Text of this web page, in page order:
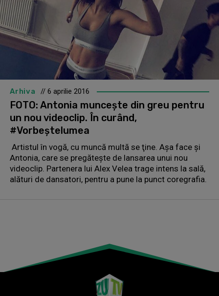
Arhiva // 6 aprilie 2016
FOTO: Antonia munceşte din greu pentru
un nou videoclip. În curând,
#Vorbeştelumea
Artistul în vogă, cu muncă multă se ţine. Aşa face şi
Antonia, care se pregăteşte de lansarea unui nou
videoclip. Partenera lui Alex Velea trage intens la sală,
alături de dansatori, pentru a pune la punct coregrafia.